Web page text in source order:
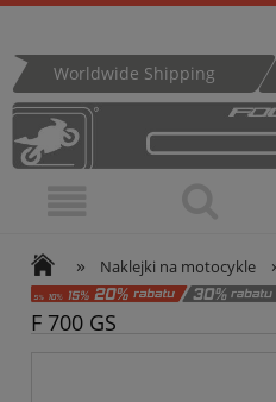
Worldwide Shipping
» Naklejki na motocykle
F 700 GS